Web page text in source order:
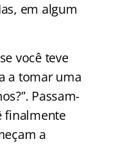
em algum
você teve
a tomar uma
Passam-
finalmente
a